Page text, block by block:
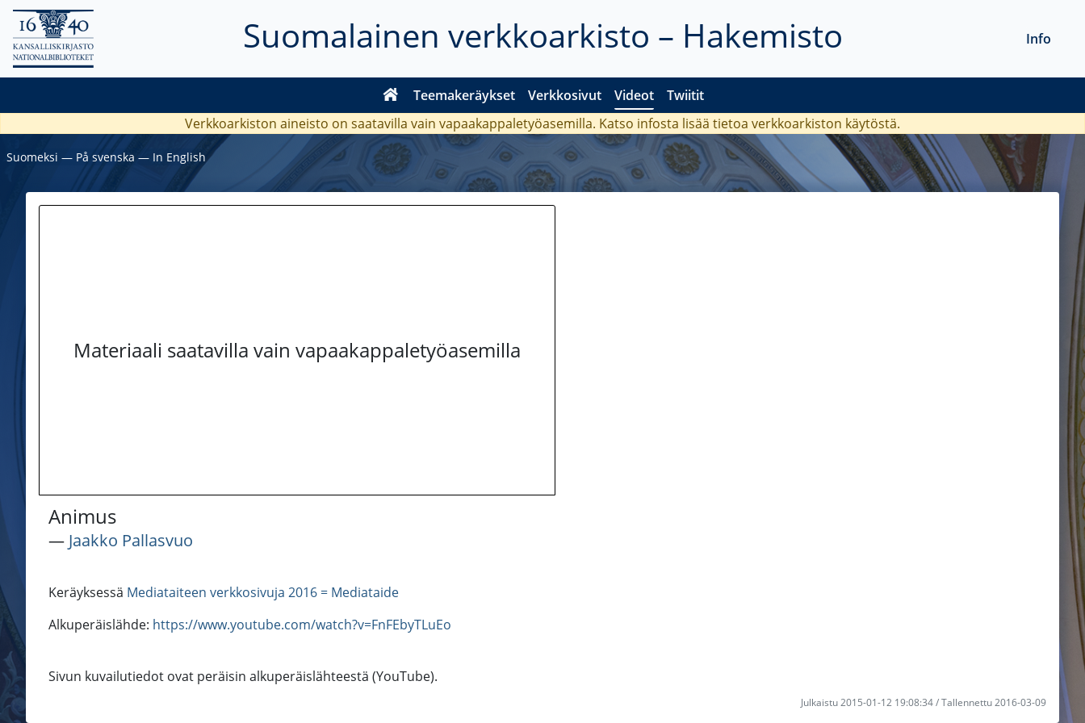
Suomalainen verkkoarkisto – Hakemisto
Teemakeräykset Verkkosivut Videot Twiitit
Info
Verkkoarkiston aineisto on saatavilla vain vapaakappaletyöasemilla. Katso infosta lisää tietoa verkkoarkiston käytöstä.
Suomeksi ― På svenska ― In English
Materiaali saatavilla vain vapaakappaletyöasemilla
Animus
― Jaakko Pallasvuo
Keräyksessä Mediataiteen verkkosivuja 2016 = Mediataide
Alkuperäislähde: https://www.youtube.com/watch?v=FnFEbyTLuEo
Sivun kuvailutiedot ovat peräisin alkuperäislähteestä (YouTube).
Julkaistu 2015-01-12 19:08:34 / Tallennettu 2016-03-09